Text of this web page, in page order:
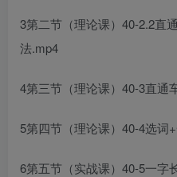
3第二节（理论课）40-2.2直
法.mp4
4第三节（理论课）40-3直通
5第四节（理论课）40-4选词
6第五节（实战课）40-5一字